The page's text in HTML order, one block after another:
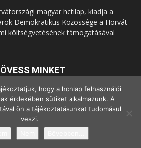
magyar hetilap, kiadja a
Demokratikus Közössége a Horvát
költségvetésének támogatásával
MINKET
- 2022 Minden jog fenntartva.
hogy a honlap felhasználói
érdekében sütiket alkalmazunk. A
ön a tájékoztatásunkat tudomásul
veszi.